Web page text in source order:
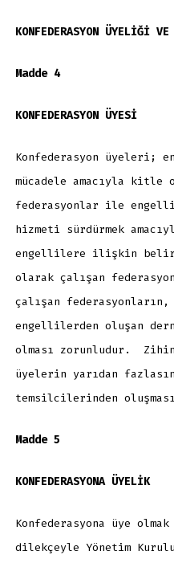
KONFEDERASYON ÜYELİĞİ
Madde 4
KONFEDERASYON ÜYESİ
Konfederasyon üyeleri;
mücadele amacıyla kitle
federasyonlar ile
hizmeti sürdürmek
engellilere ilişkin
olarak çalışan
çalışan
engellilerden oluşan
olması zorunludur.
üyelerin yarıdan
temsilcilerinden
Madde 5
KONFEDERASYONA ÜYELİK
Konfederasyona üye
dilekçeyle Yönetim